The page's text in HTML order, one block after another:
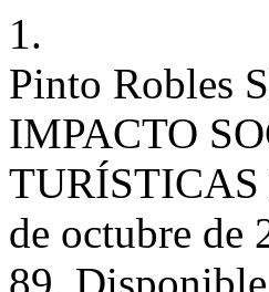
1.
Pinto Robles
IMPACTO
de octubre de